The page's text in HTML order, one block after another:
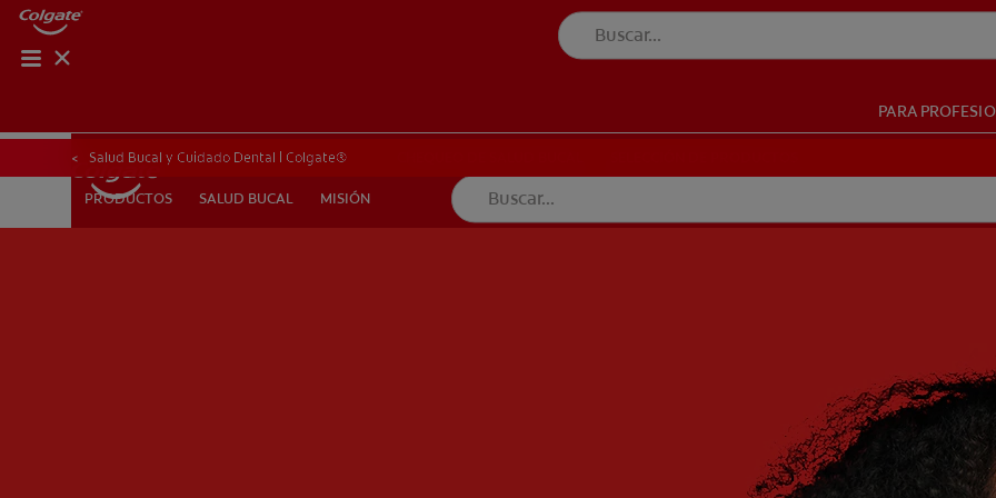
PRODUCTOS
PARA
PRODUCTOS SALUD BUCAL MISIÓN
Salud Bucal y Cuidado Dental | Colgate®